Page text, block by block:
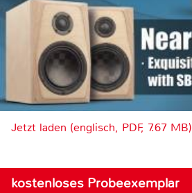
Jetzt laden (englisch, PDF, 7.67 MB)
kostenloses Probeexemplar